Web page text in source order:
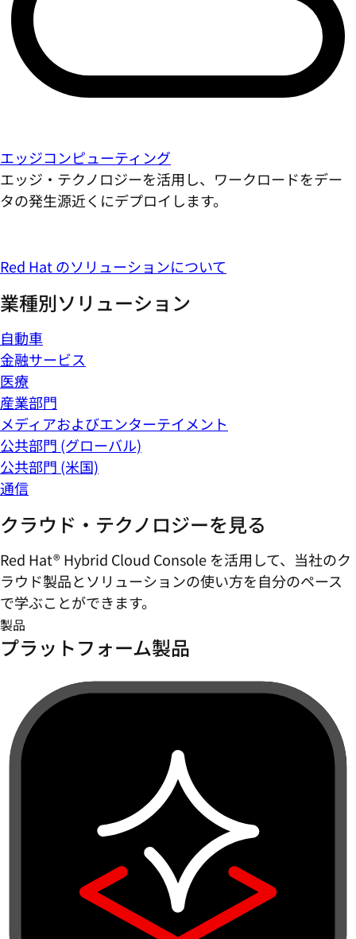
エッジコンピューティング
エッジ・テクノロジーを活用し、ワークロードをデー
タの発生源近くにデプロイします。
Red Hat のソリューションについて
業種別ソリューション
自動車
金融サービス
医療
産業部門
メディアおよびエンターテイメント
公共部門 (グローバル)
公共部門 (米国)
通信
クラウド・テクノロジーを見る
Red Hat® Hybrid Cloud Console を活用して、当社のク
ラウド製品とソリューションの使い方を自分のペース
で学ぶことができます。
製品
プラットフォーム製品